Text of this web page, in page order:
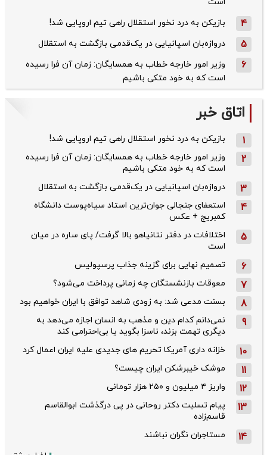
است
4 بازیکن به درد نخور استقلال راهی تیم اروپایی شد!
5 دروازه‌بان اسپانیایی در یک‌قدمی بازگشت به استقلال
6
وزیر امور خارجه خطاب به همسایگان: زمان آن فرا رسیده
است که به خود متکی باشیم
اتاق خبر
1 بازیکن به درد نخور استقلال راهی تیم اروپایی شد!
2
وزیر امور خارجه خطاب به همسایگان: زمان آن فرا رسیده
است که به خود متکی باشیم
3 دروازه‌بان اسپانیایی در یک‌قدمی بازگشت به استقلال
4
استعفای جنجالی جوان‌ترین استاد سیاه‌پوست دانشگاه
کمبریج + عکس
5
اختلافات در دفتر نتانیاهو بالا گرفت/ پای ساره در میان
است
6 تصمیم نهایی برای گزینه جذاب پرسپولیس
7 معوقات بازنشستگان چه زمانی پرداخت می‌شود؟
8 بسنت مدعی شد: به زودی شاهد توافق با ایران خواهیم بود
9
نمی‌دانم کدام دین و مذهب به انسان اجازه می‌دهد به
دیگری تهمت بزند، ناسزا بگوید یا بی‌احترامی کند
10 خزانه داری آمریکا تحریم های جدیدی علیه ایران اعمال کرد
11 موشک خیبرشکن ایران چیست؟
12 واریز ۴ میلیون و ۲۵۰ هزار تومانی
13
پیام تسلیت دکتر روحانی در پی درگذشت ابوالقاسم
قاسم‌زاده
14 مستاجران نگران نباشند